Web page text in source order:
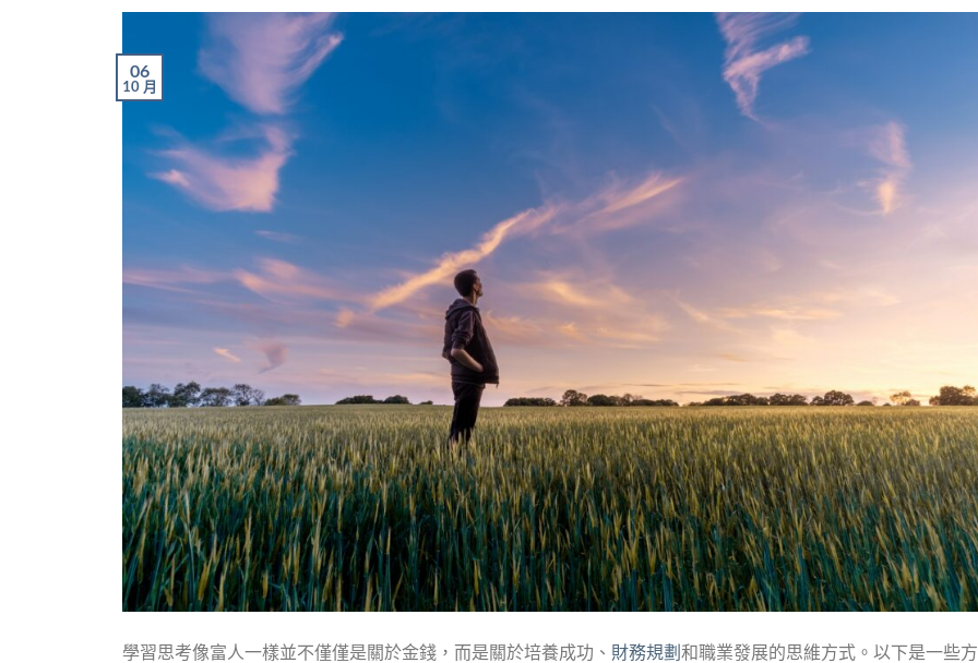
06
10 月
學習思考像富人一樣並不僅僅是關於金錢，而是關於培養成功、 財務規劃和職業發展的思維方式。以下是一些